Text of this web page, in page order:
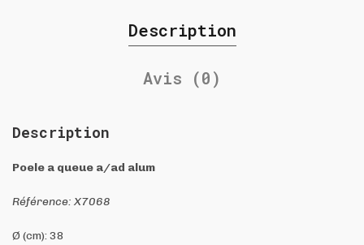
Description
Avis (0)
Description
Poele a queue a/ad alum
Référence: X7068
Ø (cm): 38